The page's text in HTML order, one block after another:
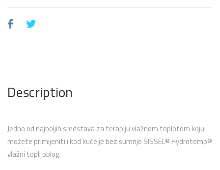
Description
Jedno od najboljih sredstava za terapiju vlažnom toplotom koju
možete primijeniti i kod kuće je bez sumnjeSISSEL® Hydrotemp®
vlažni topli oblog.